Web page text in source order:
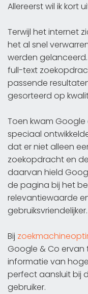
Allereerst wil ik kort
Terwijl het internet
het al snel
werden
full-text
passende
gesorteerd op
Toen kwam
speciaal
dat er niet alleen
zoekopdracht en de
daarvan hield
de pagina bij het
relevantiewaarde
gebruiksvriendelijker.
Bij
Google & Co
informatie van
perfect aansluit bij
gebruiker.